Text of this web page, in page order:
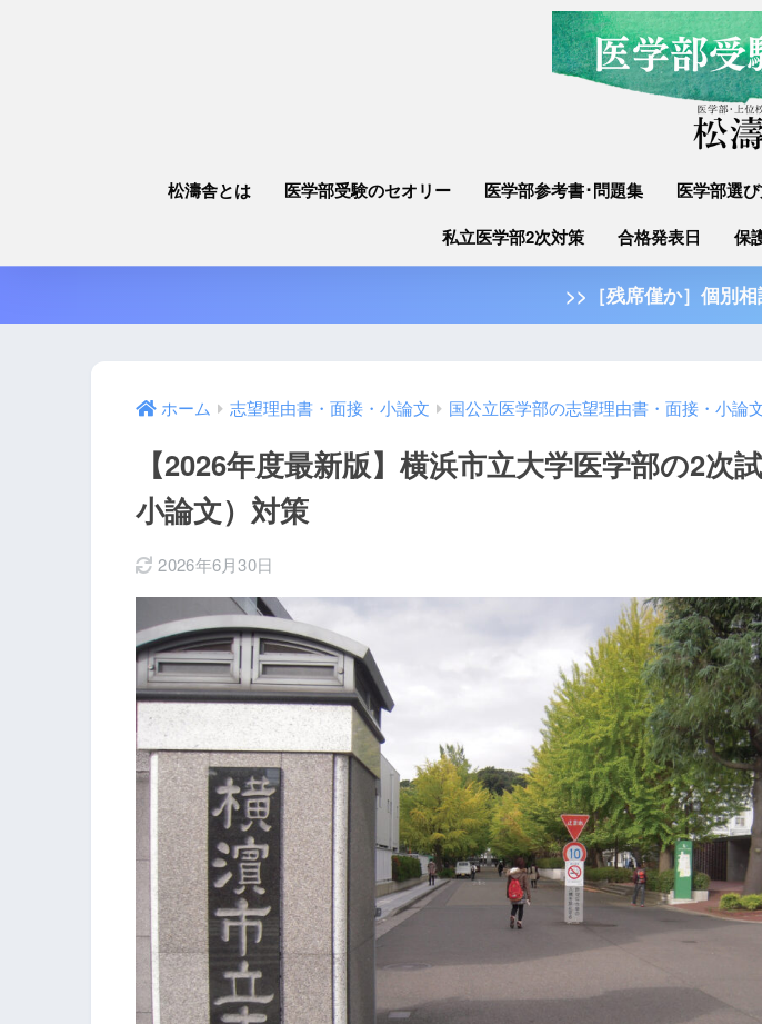
松濤舎とは 医学部受験のセオリー 医学部参考書･問題集 医学部選
私立医学部2次対策
合格発表日 保
>>［残席僅か］個別
ホーム 志望理由書・面接・小論文 国公立医学部の志望理由書・面接・小論
【2026年度最新版】横浜市立大学医学部の2次
小論文）対策
2026年6月30日